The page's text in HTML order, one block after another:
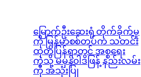
မြောက်ဦးဆေးရုံ တိုက်ခိုက်မှု
ကို မြန်မာစစ်တပ်က သတင်း
ထုတ်ပြန်ရာတွင် အစ္စရေး
ကဲ့သို့ မမှန်၀ါဒဖြန့် နည်းလမ်း
ကို အသုံးပြု